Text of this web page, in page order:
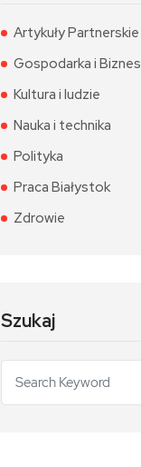
Artykuły Partnerskie
Gospodarka i Biznes
Kultura i ludzie
Nauka i technika
Polityka
Praca Białystok
Zdrowie
Szukaj